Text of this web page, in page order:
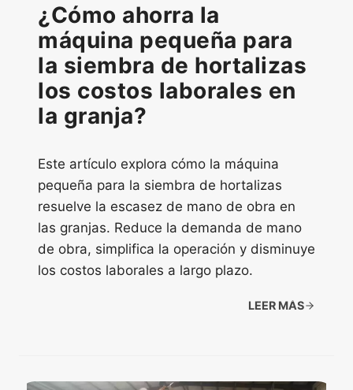
¿Cómo ahorra la
máquina pequeña para
la siembra de hortalizas
los costos laborales en
la granja?
Este artículo explora cómo la máquina
pequeña para la siembra de hortalizas
resuelve la escasez de mano de obra en
las granjas. Reduce la demanda de mano
de obra, simplifica la operación y disminuye
los costos laborales a largo plazo.
LEER MÁS